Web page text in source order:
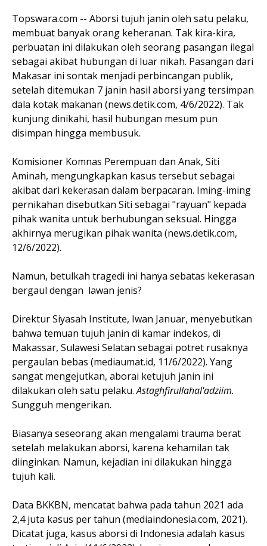
Topswara.com -- Aborsi tujuh janin oleh satu pelaku,
membuat banyak orang keheranan. Tak kira-kira,
perbuatan ini dilakukan oleh seorang pasangan ilegal
sebagai akibat hubungan di luar nikah. Pasangan dari
Makasar ini sontak menjadi perbincangan publik,
setelah ditemukan 7 janin hasil aborsi yang tersimpan
dala kotak makanan (news.detik.com, 4/6/2022). Tak
kunjung dinikahi, hasil hubungan mesum pun
disimpan hingga membusuk.
Komisioner Komnas Perempuan dan Anak, Siti
Aminah, mengungkapkan kasus tersebut sebagai
akibat dari kekerasan dalam berpacaran. Iming-iming
pernikahan disebutkan Siti sebagai "rayuan" kepada
pihak wanita untuk berhubungan seksual. Hingga
akhirnya merugikan pihak wanita (news.detik.com,
12/6/2022).
Namun, betulkah tragedi ini hanya sebatas kekerasan
bergaul dengan lawan jenis?
Direktur Siyasah Institute, Iwan Januar, menyebutkan
bahwa temuan tujuh janin di kamar indekos, di
Makassar, Sulawesi Selatan sebagai potret rusaknya
pergaulan bebas (mediaumat.id, 11/6/2022). Yang
sangat mengejutkan, aborai ketujuh janin ini
dilakukan oleh satu pelaku.Astaghfirullahal'adziim.
Sungguh mengerikan.
Biasanya seseorang akan mengalami trauma berat
setelah melakukan aborsi, karena kehamilan tak
diinginkan. Namun, kejadian ini dilakukan hingga
tujuh kali.
Data BKKBN, mencatat bahwa pada tahun 2021 ada
2,4 juta kasus per tahun (mediaindonesia.com, 2021).
Dicatat juga, kasus aborsi di Indonesia adalah kasus